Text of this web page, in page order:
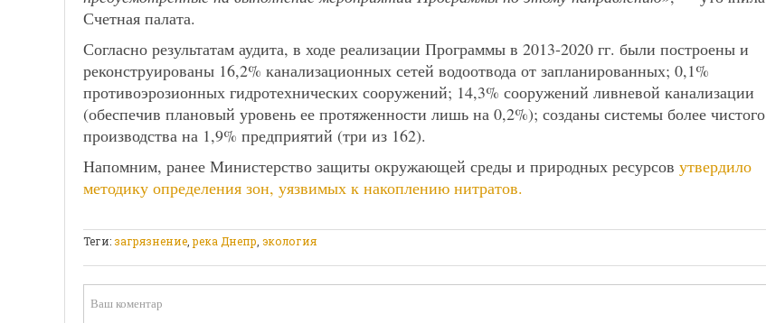
Счетная палата.
Согласно результатам аудита, в ходе реализации Программы в 2013-2020 гг. были построены и
реконструированы 16,2% канализационных сетей водоотвода от запланированных; 0,1%
противоэрозионных гидротехнических сооружений; 14,3% сооружений ливневой канализации
(обеспечив плановый уровень ее протяженности лишь на 0,2%); созданы системы более чистого
производства на 1,9% предприятий (три из 162).
Напомним, ранее Министерство защиты окружающей среды и природных ресурсов утвердило
методику определения зон, уязвимых к накоплению нитратов.
Теги: загрязнение ,река Днепр экология